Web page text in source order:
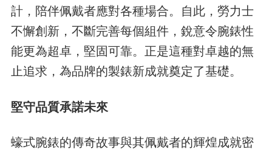
計，陪伴佩戴者應對各種場合。自此，勞力士
不懈創新，不斷完善每個組件，銳意令腕錶性
能更為超卓，堅固可靠。正是這種對卓越的無
止追求，為品牌的製錶新成就奠定了基礎。
堅守品質承諾未來
蠔式腕錶的傳奇故事與其佩戴者的輝煌成就密